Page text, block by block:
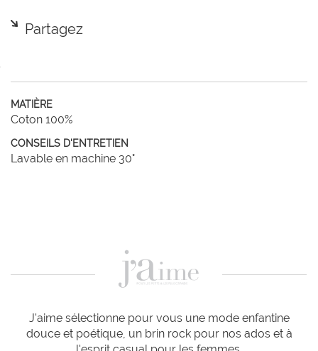
Partagez
MATIÈRE
Coton 100%
CONSEILS D'ENTRETIEN
Lavable en machine 30°
J'aime sélectionne pour vous une mode enfantine
douce et poétique, un brin rock pour nos ados et à